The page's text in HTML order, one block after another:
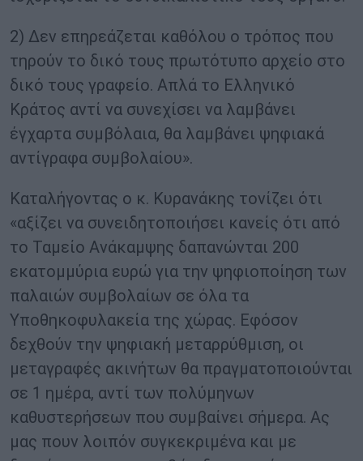
2) Δεν επηρεάζεται καθόλου ο τρόπος που
τηρούν το δικό τους πρωτότυπο αρχείο στο
δικό τους γραφείο. Απλά το Ελληνικό
Κράτος αντί να συνεχίσει να λαμβάνει
έγχαρτα συμβόλαια, θα λαμβάνει ψηφιακά
αντίγραφα συμβολαίου».
Καταλήγοντας ο κ. Κυρανάκης τονίζει ότι
«αξίζει να συνειδητοποιήσει κανείς ότι από
το Ταμείο Ανάκαμψης δαπανώνται 200
εκατομμύρια ευρώ για την ψηφιοποίηση των
παλαιών συμβολαίων σε όλα τα
Υποθηκοφυλακεία της χώρας. Εφόσον
δεχθούν την ψηφιακή μεταρρύθμιση, οι
μεταγραφές ακινήτων θα πραγματοποιούνται
σε 1 ημέρα, αντί των πολύμηνων
καθυστερήσεων που συμβαίνει σήμερα. Ας
μας πουν λοιπόν συγκεκριμένα και με